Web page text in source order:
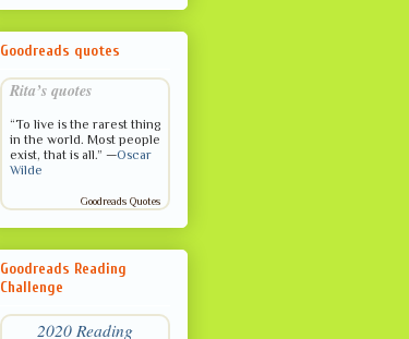
Goodreads quotes
Rita’s quotes
“To live is the rarest thing
in the world. Most people
exist, that is all.” —Oscar
Wilde
Goodreads Quotes
Goodreads Reading
Challenge
2020 Reading